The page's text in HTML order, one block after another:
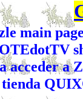
main
acceder a